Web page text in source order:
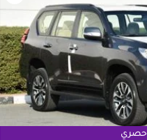
حصري